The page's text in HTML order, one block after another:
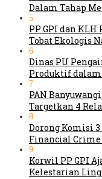
Dalam Tahap
5
PP GPI dan
Tobat Ekologis
6
Dinas PU
Produktif dalam
7
PAN
Targetkan 4
8
Dorong Komisi 3
Financial Crime
9
Korwil PP GPI
Kelestarian